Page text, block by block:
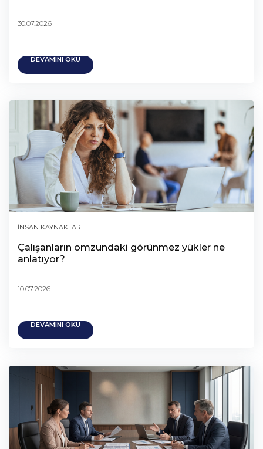
30.07.2026
DEVAMINI OKU
İNSAN KAYNAKLARI
Çalışanların omzundaki görünmez yükler ne
anlatıyor?
10.07.2026
DEVAMINI OKU